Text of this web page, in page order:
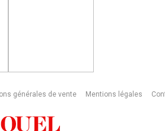
générales de vente Mentions légales